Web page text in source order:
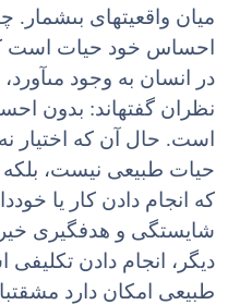
میان واقعیت‏هاى بى‏شمار.
احساس خود حیات است که
در انسان به وجود
نظران گفته‏اند: بدون
است. حال آن که اختیار
حیات طبیعى نیست،
که انجام دادن کار یا
شایستگى و هدف‏گیرى
دیگر، انجام دادن
طبیعى امکان دارد